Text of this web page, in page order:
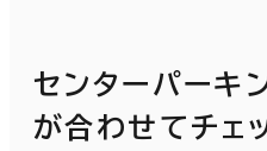
センターパーキ
が合わせてチェ